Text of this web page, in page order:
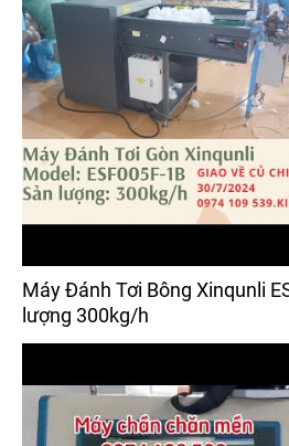
Máy Đánh Tơi Bông Xinqunli
lượng 300kg/h